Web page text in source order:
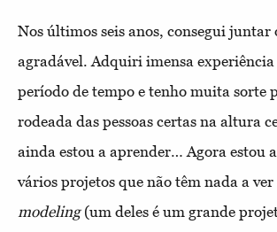
Nos últimos seis anos, consegui juntar
agradável. Adquiri imensa
período de tempo e tenho muita sorte
rodeada das pessoas certas na altura
ainda estou a aprender… Agora estou
vários projetos que não têm nada a ver
modeling(um deles é um grande